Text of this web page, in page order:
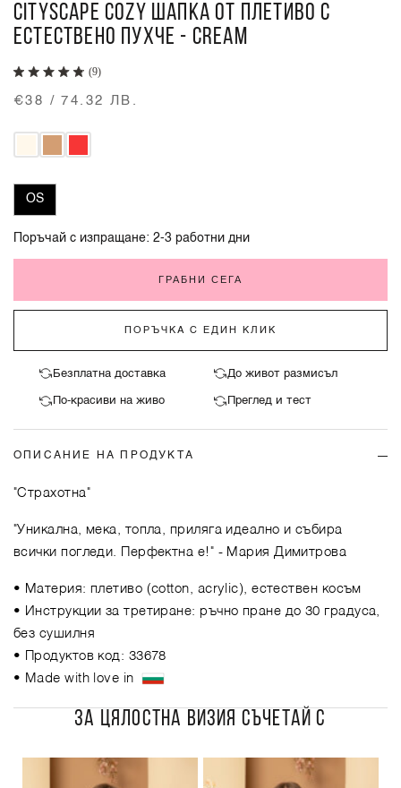
CITYSCAPE COZY ШАПКА ОТ ПЛЕТИВО С
ЕСТЕСТВЕНО ПУХЧЕ - CREAM
(9)
€38 / 74.32 ЛВ.
OS
Поръчай с изпращане: 2-3 работни дни
ГРАБНИ СЕГА
ПОРЪЧКА С ЕДИН КЛИК
Безплатна доставка До живот размисъл
По-красиви на живо Преглед и тест
ОПИСАНИЕ НА ПРОДУКТА
"Страхотна"
"Уникална, мека, топла, приляга идеално и събира
всички погледи. Перфектна е!" - Мария Димитрова
• Материя: плетиво (cotton, acrylic), естествен косъм
• Инструкции за третиране: ръчно пране до 30 градуса,
без сушилня
• Продуктов код: 33678
• Made with love in
ЗА ЦЯЛОСТНА ВИЗИЯ СЪЧЕТАЙ С